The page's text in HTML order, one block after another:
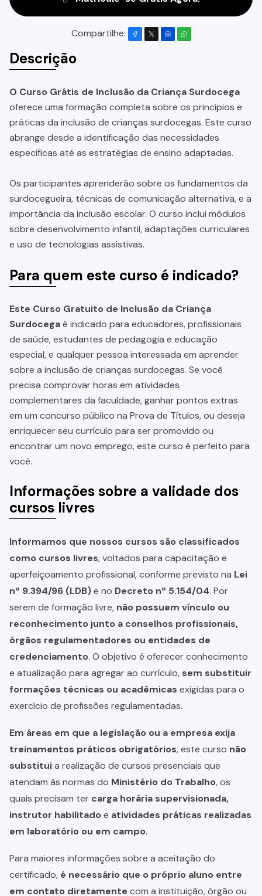
Compartilhe:
Descrição
O Curso Grátis de Inclusão da Criança Surdocega
oferece uma formação completa sobre os princípios e
práticas da inclusão de crianças surdocegas. Este curso
abrange desde a identificação das necessidades
específicas até as estratégias de ensino adaptadas.
Os participantes aprenderão sobre os fundamentos da
surdocegueira, técnicas de comunicação alternativa, e a
importância da inclusão escolar. O curso inclui módulos
sobre desenvolvimento infantil, adaptações curriculares
e uso de tecnologias assistivas.
Para quem este curso é indicado?
Este Curso Gratuito de Inclusão da Criança
Surdocegaé indicado para educadores, profissionais
de saúde, estudantes de pedagogia e educação
especial, e qualquer pessoa interessada em aprender
sobre a inclusão de crianças surdocegas. Se você
precisa comprovar horas em atividades
complementares da faculdade, ganhar pontos extras
em um concurso público na Prova de Títulos, ou deseja
enriquecer seu currículo para ser promovido ou
encontrar um novo emprego, este curso é perfeito para
você.
Informações sobre a validade dos
cursos livres
Informamos que nossos cursos são classificados
como cursos livres, voltados para capacitação e
aperfeiçoamento profissional, conforme previsto na Lei
nº 9.394/96 (LDB)e no Decreto nº 5.154/04. Por
serem de formação livre, não possuem vínculo ou
reconhecimento junto a conselhos profissionais,
órgãos regulamentadores ou entidades de
credenciamento. O objetivo é oferecer conhecimento
e atualização para agregar ao currículo, sem substituir
formações técnicas ou acadêmicas exigidas para o
exercício de profissões regulamentadas.
Em áreas em que a legislação ou a empresa exija
treinamentos práticos obrigatórios, este curso não
substituia realização de cursos presenciais que
atendam às normas do Ministério do Trabalho, os
quais precisam ter carga horária supervisionada,
instrutor habilitadoe atividades práticas realizadas
em laboratório ou em campo.
Para maiores informações sobre a aceitação do
certificado, é necessário que o próprio aluno entre
em contato diretamente com a instituição, órgão ou